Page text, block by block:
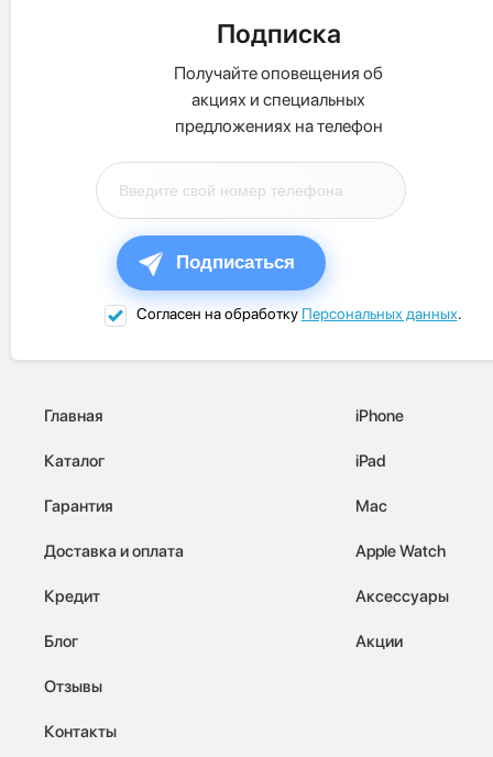
Подписка
Получайте оповещения об
акциях и специальных
предложениях на телефон
Подписаться
Согласен на обработку Персональных данных.
Главная
Каталог
Гарантия
Доставка и оплата
Кредит
Блог
Отзывы
Контакты
iPhone
iPad
Mac
Apple Watch
Аксессуары
Акции